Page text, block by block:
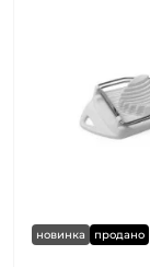
новинка продано